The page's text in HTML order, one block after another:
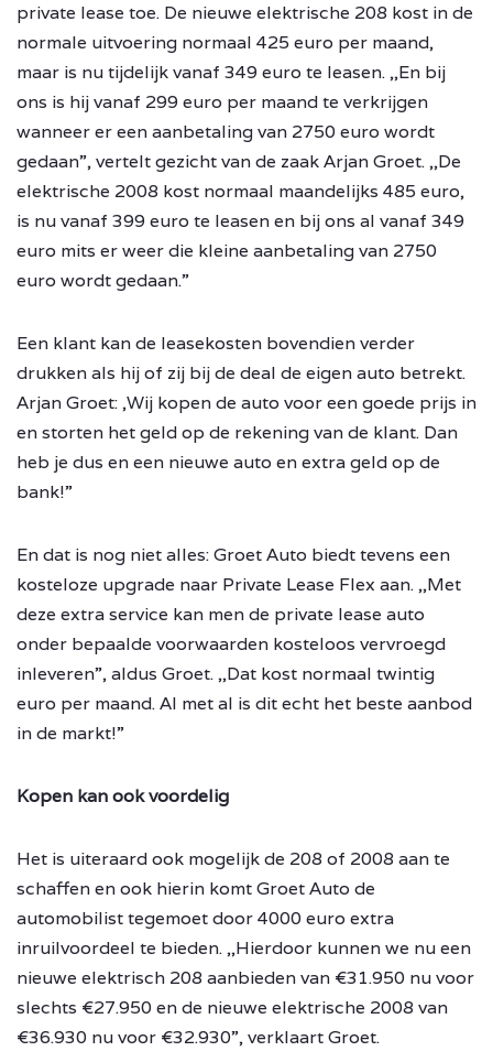
private lease toe. De nieuwe elektrische 208 kost in de
normale uitvoering normaal 425 euro per maand,
maar is nu tijdelijk vanaf 349 euro te leasen. ,,En bij
ons is hij vanaf 299 euro per maand te verkrijgen
wanneer er een aanbetaling van 2750 euro wordt
gedaan”, vertelt gezicht van de zaak Arjan Groet. ,,De
elektrische 2008 kost normaal maandelijks 485 euro,
is nu vanaf 399 euro te leasen en bij ons al vanaf 349
euro mits er weer die kleine aanbetaling van 2750
euro wordt gedaan.”
Een klant kan de leasekosten bovendien verder
drukken als hij of zij bij de deal de eigen auto betrekt.
Arjan Groet: ,Wij kopen de auto voor een goede prijs in
en storten het geld op de rekening van de klant. Dan
heb je dus en een nieuwe auto en extra geld op de
bank!”
En dat is nog niet alles: Groet Auto biedt tevens een
kosteloze upgrade naar Private Lease Flex aan. ,,Met
deze extra service kan men de private lease auto
onder bepaalde voorwaarden kosteloos vervroegd
inleveren”, aldus Groet. ,,Dat kost normaal twintig
euro per maand. Al met al is dit echt het beste aanbod
in de markt!”
Kopen kan ook voordelig
Het is uiteraard ook mogelijk de 208 of 2008 aan te
schaffen en ook hierin komt Groet Auto de
automobilist tegemoet door 4000 euro extra
inruilvoordeel te bieden. ,,Hierdoor kunnen we nu een
nieuwe elektrisch 208 aanbieden van €31.950 nu voor
slechts €27.950 en de nieuwe elektrische 2008 van
€36.930 nu voor €32.930”, verklaart Groet.